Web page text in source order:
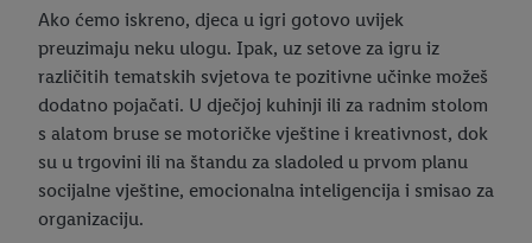
Ako ćemo iskreno, djeca u igri gotovo uvijek
preuzimaju neku ulogu. Ipak, uz setove za igru iz
različitih tematskih svjetova te pozitivne učinke možeš
dodatno pojačati. U dječjoj kuhinji ili za radnim stolom
s alatom bruse se motoričke vještine i kreativnost, dok
su u trgovini ili na štandu za sladoled u prvom planu
socijalne vještine, emocionalna inteligencija i smisao za
organizaciju.